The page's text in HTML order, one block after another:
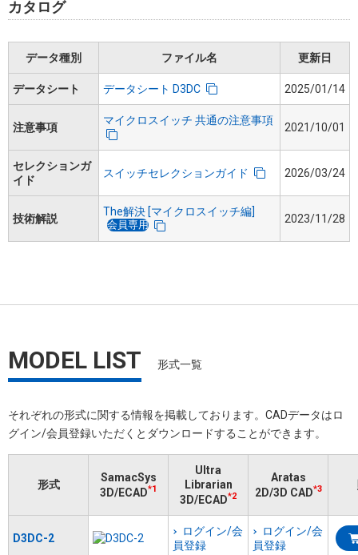
カタログ
データ種別 ファイル名 更新日
データシート データシート D3DC 2025/01/14
注意事項
マイクロスイッチ 共通の注意事項
2021/10/01
セレクションガ
イド
スイッチセレクションガイド 2026/03/24
技術解説
The解決 [マイクロスイッチ編]
会員専用 2023/11/28
MODEL LIST 形式一覧
それぞれの形式に関する情報を掲載しております。​CADデータはロ
グイン/会員登録いただくと​ダウンロードすることができます。
形式
SamacSys
3D/ECAD*1
Ultra
Librarian
3D/ECAD*2
Aratas
2D/3D CAD*3
D3DC-2
ログイン/会
員登録
ログイン/会
員登録